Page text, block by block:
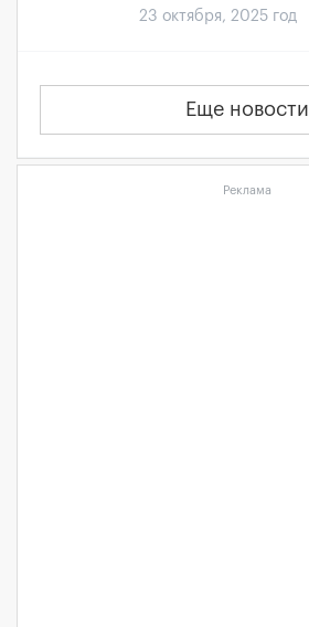
23 октября, 2025 год
Еще новости
Реклама